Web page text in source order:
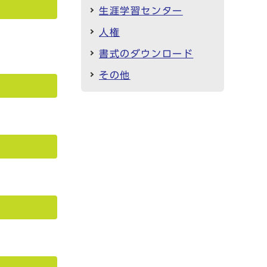
生涯学習センター
人権
書式のダウンロード
その他